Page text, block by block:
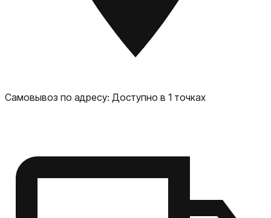
комфортного просмотра контента. Безопасность:
встроенные функции безопасности для защиты ваших
данных и конфиденциальности. Apple MacBook Air — это
идеальный выбор для тех, кто ищет надёжный и
производительный ноутбук для работы, учёбы или
Самовывоз по адресу: Доступно в 1 точках